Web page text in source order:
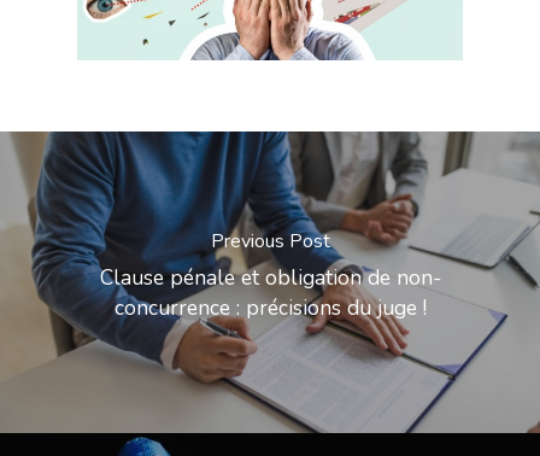
Previous Post
Clause pénale et obligation de non-
concurrence : précisions du juge !